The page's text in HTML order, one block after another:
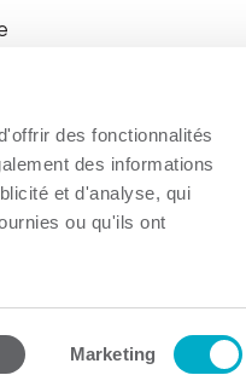
des fonctionnalités
des informations
et d'analyse, qui
ou qu'ils ont
Marketing